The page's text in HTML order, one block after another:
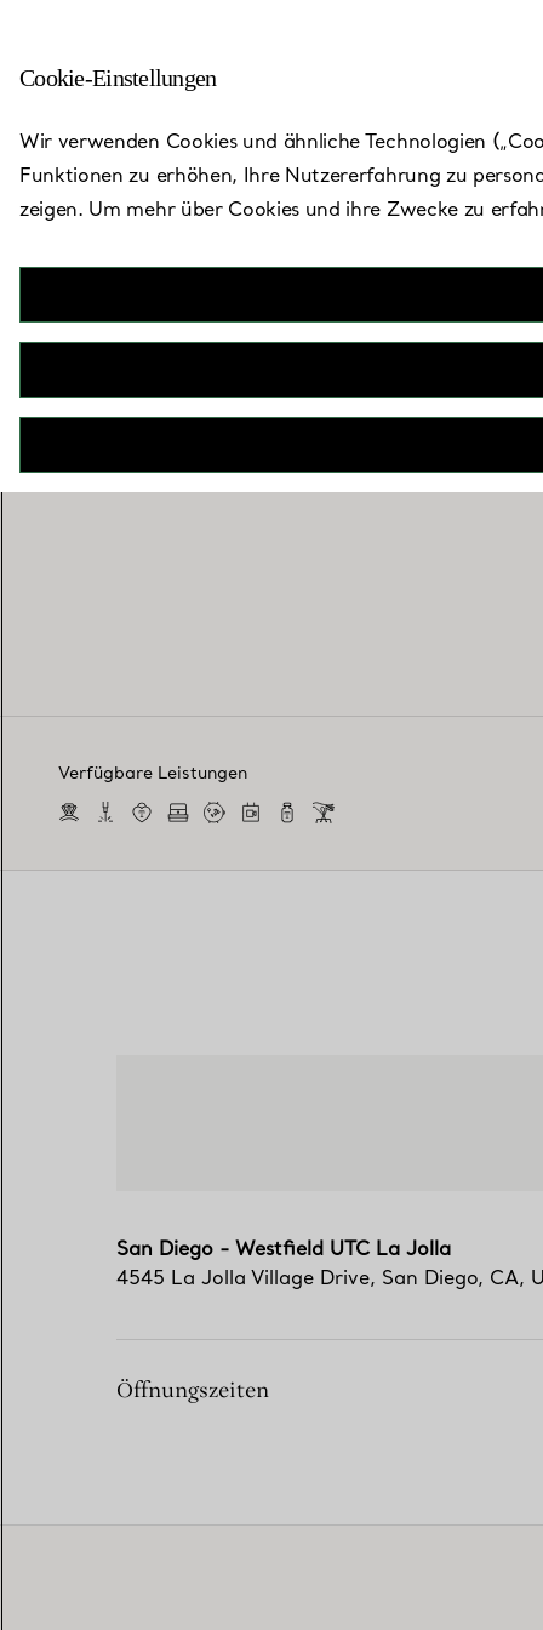
Zurück zu „Store finden“
Verfügbare Leistungen
San Diego - Westfield UTC La Jolla
4545 La Jolla Village Drive, San Diego, CA,
Öffnungszeiten
Cookie-Einstellungen
Wir verwenden Cookies und ähnliche Technologien
Funktionen zu erhöhen, Ihre Nutzererfahrung zu
zeigen. Um mehr über Cookies und ihre Zwecke zu